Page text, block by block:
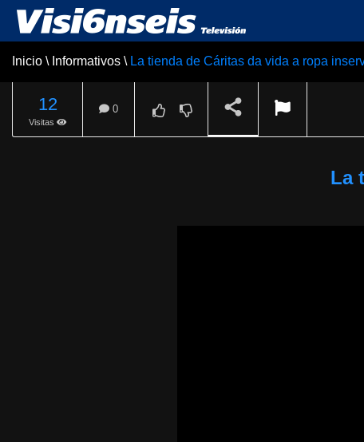
Inicio \ Informativos \ La tienda de Cáritas da vida a ropa
12
Visitas
0
La